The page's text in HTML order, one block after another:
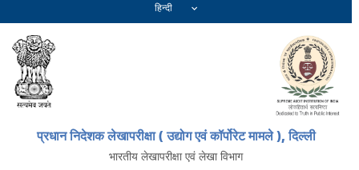
प्रधान निदेशक लेखापरीक्षा ( उद्योग एवं कॉर्पोरेट मामले ), दिल्ली
भारतीय लेखापरीक्षा एवं लेखा विभाग